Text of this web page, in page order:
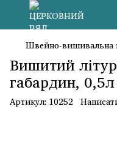
Швейно-вишивальна
Вишитий
габардин,
Артикул: 10252